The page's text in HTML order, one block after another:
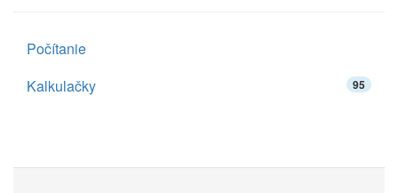
Počítanie
Kalkulačky
95